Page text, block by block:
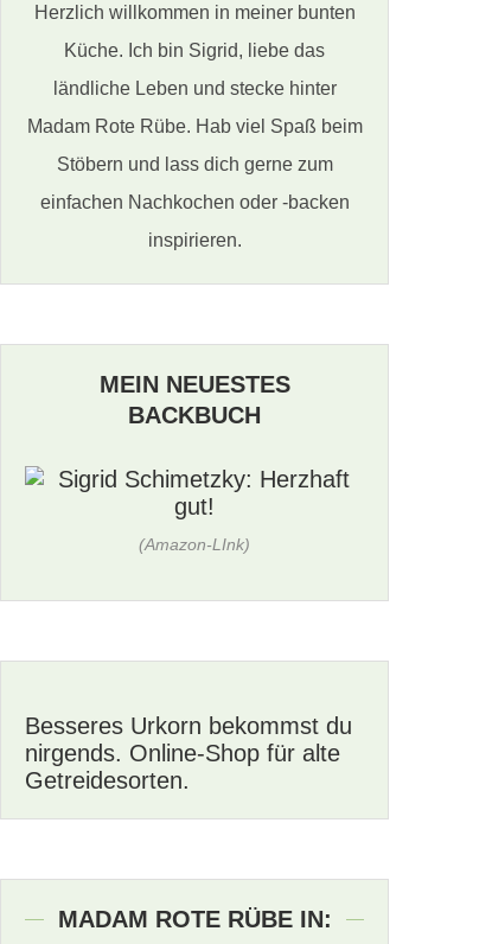
Herzlich willkommen in meiner bunten
Küche. Ich bin Sigrid, liebe das
ländliche Leben und stecke hinter
Madam Rote Rübe. Hab viel Spaß beim
Stöbern und lass dich gerne zum
einfachen Nachkochen oder -backen
inspirieren.
MEIN NEUESTES
BACKBUCH
(Amazon-LInk)
Besseres Urkorn bekommst du
nirgends. Online-Shop für alte
Getreidesorten.
MADAM ROTE RÜBE IN: